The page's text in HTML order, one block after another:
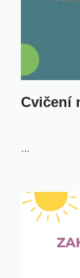
Cvičení
…